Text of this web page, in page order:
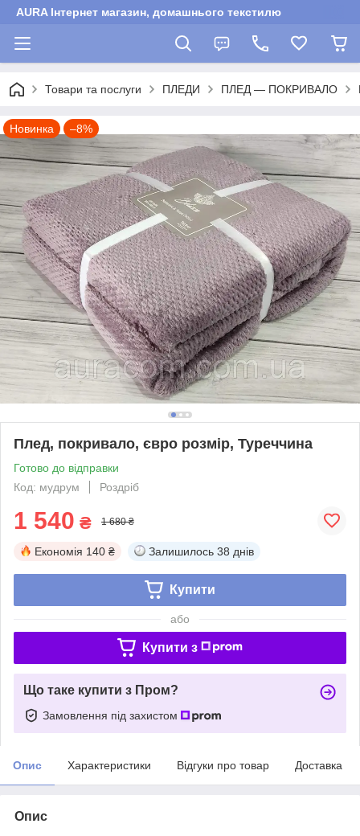
AURA Інтернет магазин, домашнього текстилю
Товари та послуги ПЛЕДИ ПЛЕД — ПОКРИВАЛО
Новинка –8%
Плед, покривало, євро розмір, Туреччина
Готово до відправки
Код: мудрум
Роздріб
1 540 ₴ 1 680 ₴
Економія 140 ₴ Залишилось 38 днів
Купити
або
Купити з
Що таке купити з Пром?
Замовлення під захистом
Опис Характеристики Відгуки про товар Доставка
Опис